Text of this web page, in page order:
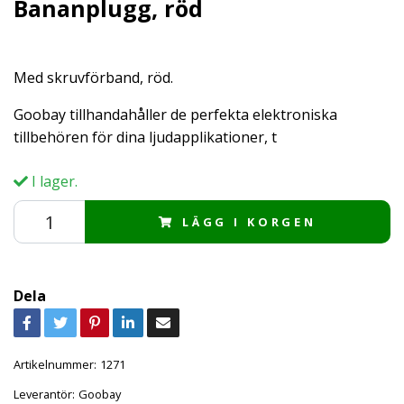
Bananplugg, röd
Med skruvförband, röd.
Goobay tillhandahåller de perfekta elektroniska
tillbehören för dina ljudapplikationer, t
I lager.
LÄGG I KORGEN
Dela
Artikelnummer: 1271
Leverantör: Goobay